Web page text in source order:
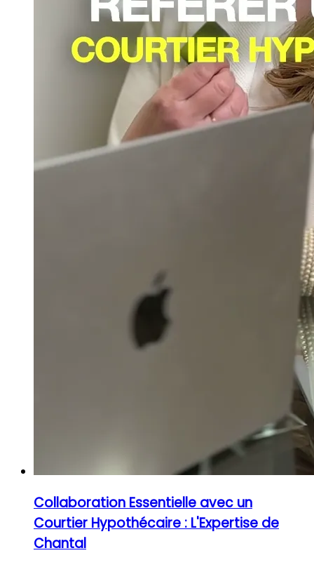
Collaboration Essentielle avec un
Courtier Hypothécaire : L'Expertise de
Chantal